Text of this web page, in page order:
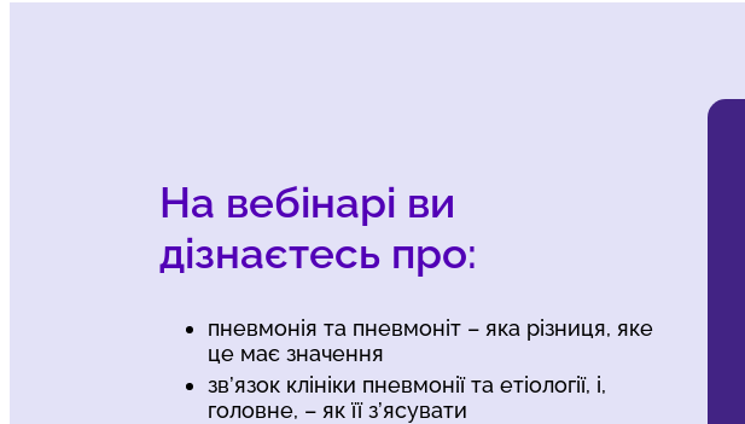
На вебінарі ви
дізнаєтесь про:
пневмонія та пневмоніт – яка різниця, яке
це має значення
зв’язок клініки пневмонії та етіології, і,
головне, – як її з’ясувати